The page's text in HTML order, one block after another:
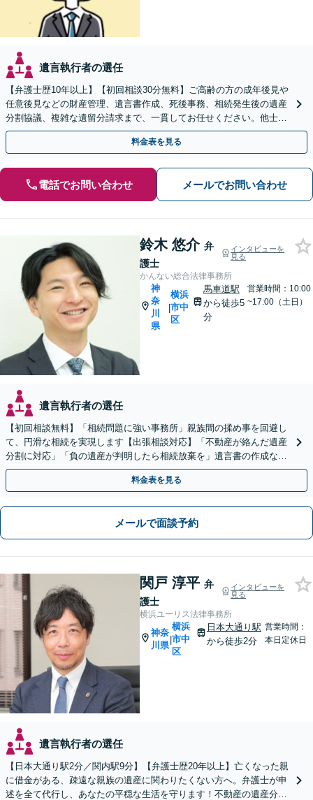
遺言執行者の選任
【弁護士歴10年以上】【初回相談30分無料】ご高齢の方の成年後見や
任意後見などの財産管理、遺言書作成、死後事務、相続発生後の遺産
分割協議、複雑な遺留分請求まで、一貫してお任せください。他士業
との連携力を活かした最適解の追求【WEB面談対応】
料金表を見る
電話でお問い合わせ メールでお問い合わせ
鈴木 悠介 弁
護士
インタビューを
見る
かんない総合法律事務所
神
奈
川
県
|
横浜
市中
区
馬車道駅
から徒歩5
分
営業時間：10:00
~17:00（土日）
遺言執行者の選任
【初回相談無料】「相続問題に強い事務所」親族間の揉め事を回避し
て、円滑な相続を実現します【出張相談対応】「不動産が絡んだ遺産
分割に対応」「負の遺産が判明したら相続放棄を」遺言書の作成など
生前対策もお任せ【バリアフリー】【休日・夜間相談あり】
料金表を見る
メールで面談予約
関戸 淳平 弁
護士
インタビューを
見る
横浜ユーリス法律事務所
神奈
川県
|
横浜
市中
区
日本大通り駅
から徒歩2分
営業時間：
本日定休日
遺言執行者の選任
【日本大通り駅2分／関内駅9分】【弁護士歴20年以上】亡くなった親
に借金がある、疎遠な親族の遺産に関わりたくない方へ。弁護士が申
述を全て代行し、あなたの平穏な生活を守ります！不動産の遺産分割